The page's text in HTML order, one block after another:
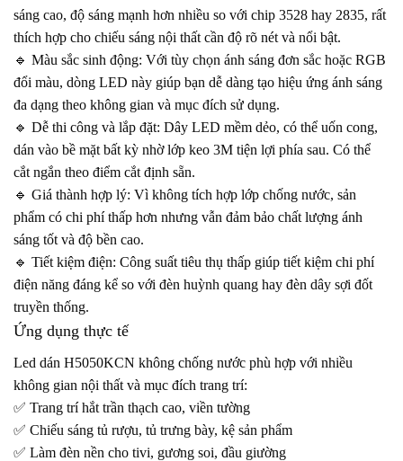
sáng cao, độ sáng mạnh hơn nhiều so với chip 3528 hay 2835, rất
thích hợp cho chiếu sáng nội thất cần độ rõ nét và nổi bật.
🔹 Màu sắc sinh động: Với tùy chọn ánh sáng đơn sắc hoặc RGB
đổi màu, dòng LED này giúp bạn dễ dàng tạo hiệu ứng ánh sáng
đa dạng theo không gian và mục đích sử dụng.
🔹 Dễ thi công và lắp đặt: Dây LED mềm dẻo, có thể uốn cong,
dán vào bề mặt bất kỳ nhờ lớp keo 3M tiện lợi phía sau. Có thể
cắt ngắn theo điểm cắt định sẵn.
🔹 Giá thành hợp lý: Vì không tích hợp lớp chống nước, sản
phẩm có chi phí thấp hơn nhưng vẫn đảm bảo chất lượng ánh
sáng tốt và độ bền cao.
🔹 Tiết kiệm điện: Công suất tiêu thụ thấp giúp tiết kiệm chi phí
điện năng đáng kể so với đèn huỳnh quang hay đèn dây sợi đốt
truyền thống.
Ứng dụng thực tế
Led dán H5050KCN không chống nước phù hợp với nhiều
không gian nội thất và mục đích trang trí:
✅ Trang trí hắt trần thạch cao, viền tường
✅ Chiếu sáng tủ rượu, tủ trưng bày, kệ sản phẩm
✅ Làm đèn nền cho tivi, gương soi, đầu giường